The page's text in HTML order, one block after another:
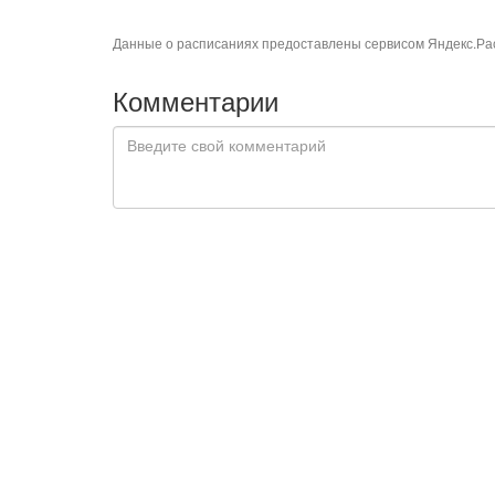
Данные о расписаниях предоставлены сервисом
Комментарии